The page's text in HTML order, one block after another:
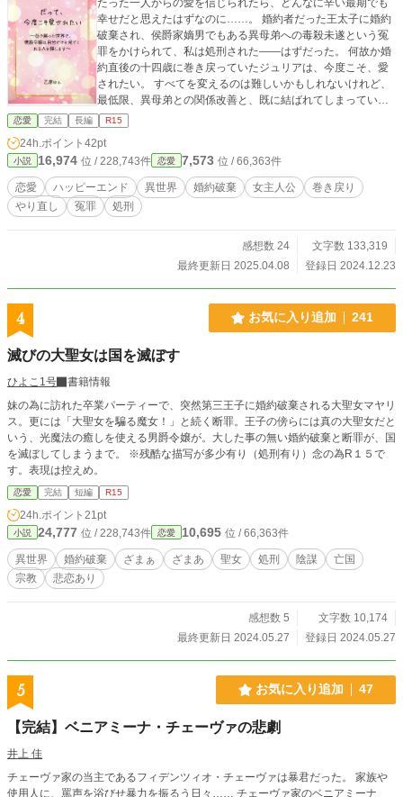
たった一人からの愛を信じられたら、どんなに辛い最期でも
幸せだと思えたはずなのに……。 婚約者だった王太子に婚約
破棄され、侯爵家嫡男でもある異母弟への毒殺未遂という冤
罪をかけられて、私は処刑された――はずだった。 何故か婚
約直後の十四歳に巻き戻っていたジュリアは、今度こそ、愛
されたい。 すべてを変えるのは難しいかもしれないけれど、
最低限、異母弟との関係改善と、既に結ばれてしまっている
婚約を解消ができればなんとかなる気がする。 でも、ひたす
ら愛されたくて我慢をしていた一回目と行動を変えたら、
色々なことが変わってきて……？ ※他サイトにも掲載してい
ます。
恋愛 完結 長編 R15
24h.ポイント 42pt
小説 16,974 位 / 228,743件 恋愛 7,573 位 / 66,363件
恋愛 ハッピーエンド 異世界 婚約破棄 女主人公
巻き戻り
やり直し
冤罪 処刑
感想数 24
文字数 133,319
最終更新日 2025.04.08
登録日 2024.12.23
4 お気に入り追加 241
滅びの大聖女は国を滅ぼす
ひよこ1号
書籍情報
妹の為に訪れた卒業パーティーで、突然第三王子に婚約破棄される大聖女マヤリ
ス。更には「大聖女を騙る魔女！」と続く断罪。王子の傍らには真の大聖女だと
いう、光魔法の癒しを使える男爵令嬢が。大した事の無い婚約破棄と断罪が、国
を滅ぼしてしまうまで。 ※残酷な描写が多少有り（処刑有り）念の為R１５で
す。表現は控えめ。
恋愛 完結 短編 R15
24h.ポイント 21pt
小説 24,777 位 / 228,743件 恋愛 10,695 位 / 66,363件
異世界 婚約破棄 ざまぁ ざまあ 聖女 処刑 陰謀
亡国
宗教
悲恋あり
感想数 5
文字数 10,174
最終更新日 2024.05.27
登録日 2024.05.27
5 お気に入り追加 47
【完結】ベニアミーナ・チェーヴァの悲劇
井上 佳
チェーヴァ家の当主であるフィデンツィオ・チェーヴァは暴君だった。 家族や
使用人に、罵声を浴びせ暴力を振るう日々…… チェーヴァ家のベニアミーナ